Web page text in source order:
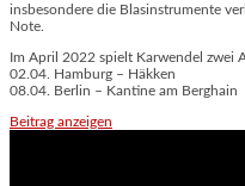
insbesondere die Blasinstrumente
Note.
Im April 2022 spielt Karwendel zwei
02.04. Hamburg – Häkken
08.04. Berlin – Kantine am Berghain
Beitrag anzeigen